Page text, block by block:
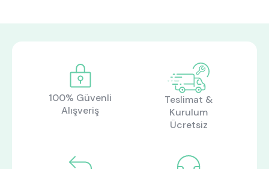
100% Güvenli
Alışveriş
Teslimat &
Kurulum
Ücretsiz